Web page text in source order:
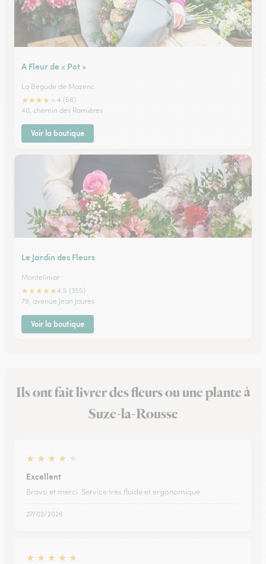
A Fleur de « Pot »
La Begude de Mazenc
★★★★
4 (56)
40, chemin des Ramières
Voir la boutique
Le Jardin des Fleurs
Montelimar
★★★★★4.5 (355)
79, avenue Jean Jaurès
Voir la boutique
Ils ont fait livrer des fleurs ou une plante à
Suze-la-Rousse
★ ★ ★ ★
Excellent
Bravo et merci. Service très fluide et ergonomique
27/02/2026
★ ★ ★ ★ ★